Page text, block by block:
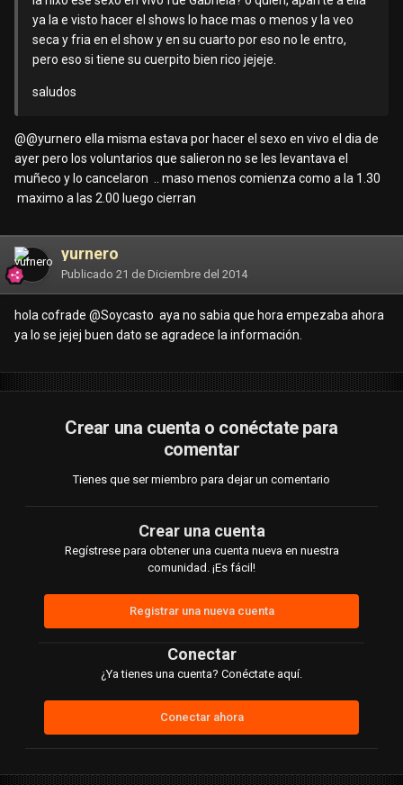
ya la e visto hacer el shows lo hace mas o menos y la veo
seca y fria en el show y en su cuarto por eso no le entro,
pero eso si tiene su cuerpito bien rico jejeje.
saludos
@@yurnero ella misma estava por hacer el sexo en vivo el dia de
ayer pero los voluntarios que salieron no se les levantava el
muñeco y lo cancelaron .. maso menos comienza como a la 1.30
maximo a las 2.00 luego cierran
yurnero
Publicado 21 de Diciembre del 2014
hola cofrade @Soycasto aya no sabia que hora empezaba ahora
ya lo se jejej buen dato se agradece la información.
Crear una cuenta o conéctate para
comentar
Tienes que ser miembro para dejar un comentario
Crear una cuenta
Regístrese para obtener una cuenta nueva en nuestra
comunidad. ¡Es fácil!
Registrar una nueva cuenta
Conectar
¿Ya tienes una cuenta? Conéctate aquí.
Conectar ahora